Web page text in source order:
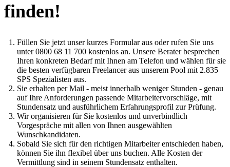
finden!
Füllen Sie jetzt unser kurzes Formular aus oder rufen Sie uns
unter 0800 68 11 700 kostenlos an. Unsere Berater besprechen
Ihren konkreten Bedarf mit Ihnen am Telefon und wählen für sie
die besten verfügbaren Freelancer aus unserem Pool mit 2.835
SPS Spezialisten aus.
Sie erhalten per Mail - meist innerhalb weniger Stunden - genau
auf Ihre Anforderungen passende Mitarbeitervorschläge, mit
Stundensatz und ausführlichem Erfahrungsprofil zur Prüfung.
Wir organisieren für Sie kostenlos und unverbindlich
Vorgespräche mit allen von Ihnen ausgewählten
Wunschkandidaten.
Sobald Sie sich für den richtigen Mitarbeiter entschieden haben,
können Sie ihn flexibel über uns buchen. Alle Kosten der
Vermittlung sind in seinem Stundensatz enthalten.